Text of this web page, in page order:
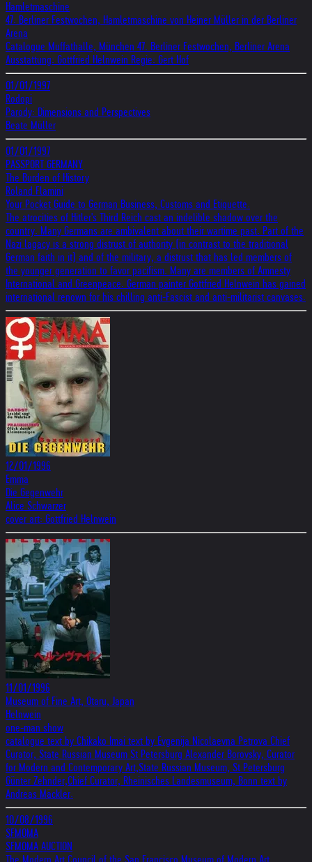
Hamletmaschine
47. Berliner Festwochen, Hamletmaschine von Heiner Müller in der Berliner
Arena
Catalogue Muffathalle, München 47. Berliner Festwochen, Berliner Arena
Ausstattung: Gottfried Helnwein Regie: Gert Hof
01/01/1997
Rodopi
Parody: Dimensions and Perspectives
Beate Müller
01/01/1997
PASSPORT GERMANY
The Burden of History
Roland Flamini
Your Pocket Guide to German Business, Customs and Etiquette.
The atrocities of Hitler's Third Reich cast an indelible shadow over the
country. Many Germans are ambivalent about their wartime past. Part of the
Nazi lagacy is a strong distrust of authority (in contrast to the traditional
German faith in it) and of the military, a distrust that has led members of
the younger generation to favor pacifism. Many are members of Amnesty
International and Greenpeace. German painter Gottfried Helnwein has gained
international renown for his chilling anti-Fascist and anti-militarist canvases.
12/01/1996
Emma
Die Gegenwehr
Alice Schwarzer
cover art: Gottfried Helnwein
11/01/1996
Museum of Fine Art, Otaru, Japan
Helnwein
one-man show
catalogue text by Chikako Imai text by Evgenija Nicolaevna Petrova Chief
Curator, State Russian Museum St Petersburg Alexander Borovsky, Curator
for Modern and Contemporary Art,State Russian Museum, St Petersburg
Günter Zehnder,Chief Curator, Rheinisches Landesmuseum, Bonn text by
Andreas Mäckler.
10/08/1996
SFMOMA
SFMOMA AUCTION